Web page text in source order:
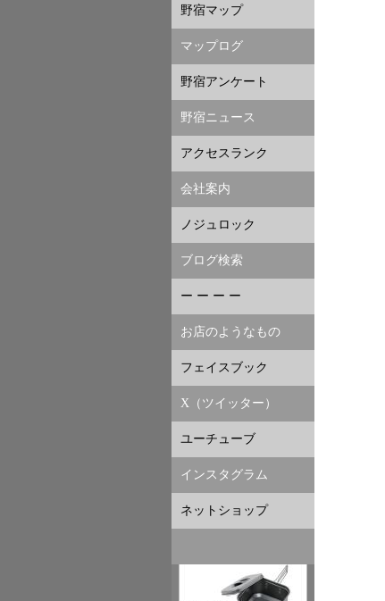
野宿マップ
マップログ
野宿アンケート
野宿ニュース
アクセスランク
会社案内
ノジュロック
ブログ検索
ー ー ー ー
お店のようなもの
フェイスブック
X（ツイッター）
ユーチューブ
インスタグラム
ネットショップ